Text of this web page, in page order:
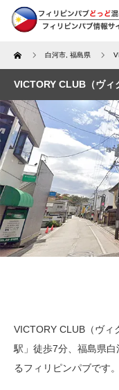
Home 白河市 福島県
VICTORY CLUB（ヴィ
VICTORY CLUB（ヴィ
駅」徒歩7分、 福島県白
るフィリピンパブです。